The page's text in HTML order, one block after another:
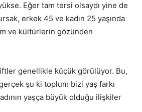
Eğer tam tersi olsaydı yine de
erkek 45 ve kadın 25 yaşında
ve kültürlerin gözünden
genellikle küçük görülüyor. Bu,
şu ki toplum bizi yaş farkı
yaşça büyük olduğu ilişkiler